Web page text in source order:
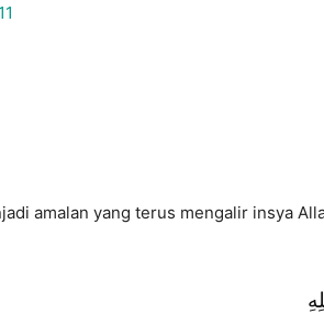
amalan yang terus mengalir insya